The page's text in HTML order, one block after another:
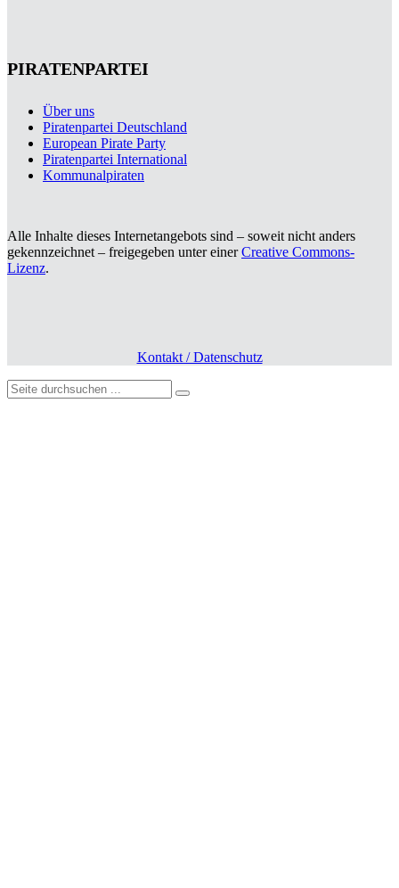
PIRATENPARTEI
Über uns
Piratenpartei Deutschland
European Pirate Party
Piratenpartei International
Kommunalpiraten
Alle Inhalte dieses Internetangebots sind – soweit nicht anders
gekennzeichnet – freigegeben unter einerCreative Commons-
Lizenz.
Kontakt / Datenschutz